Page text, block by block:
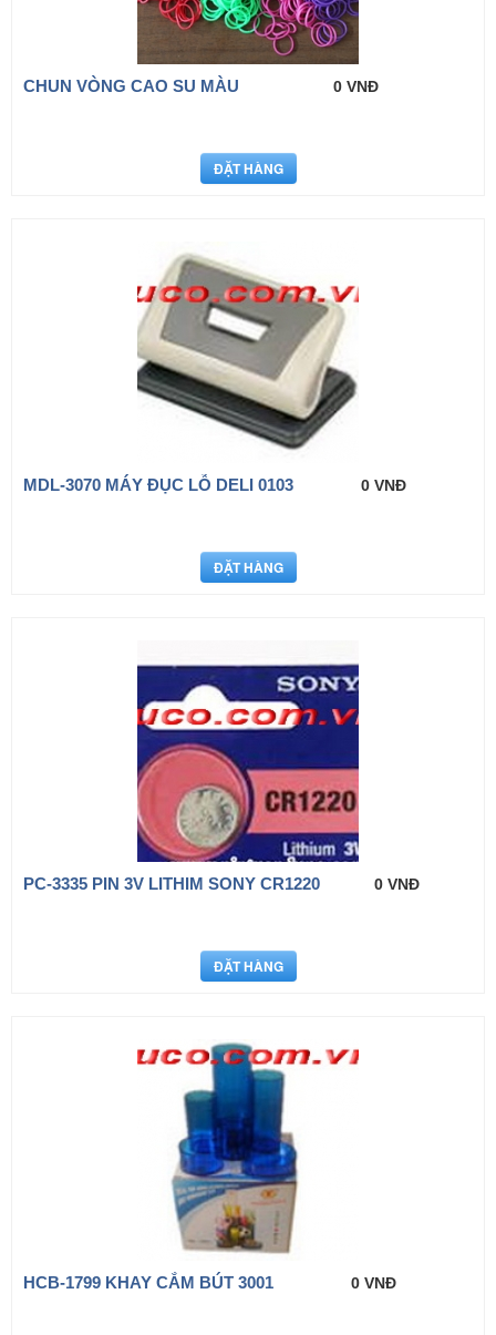
CHUN VÒNG CAO SU MÀU 0 VNĐ
MDL-3070 MÁY ĐỤC LỖ DELI 0103 0 VNĐ
PC-3335 PIN 3V LITHIM SONY CR1220 0 VNĐ
HCB-1799 KHAY CẮM BÚT 3001 0 VNĐ